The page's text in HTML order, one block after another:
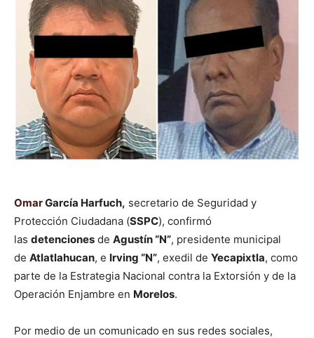
OmarGarcía Harfuch, secretario de Seguridad y
Protección Ciudadana (SSPC), confirmó
las detenciones de Agustín “N”, presidente municipal
de Atlatlahucan, e Irving “N”, exedil de Yecapixtla, como
parte de la Estrategia Nacional contra la Extorsión y de la
Operación Enjambre en Morelos.
Por medio de un comunicado en sus redes sociales,